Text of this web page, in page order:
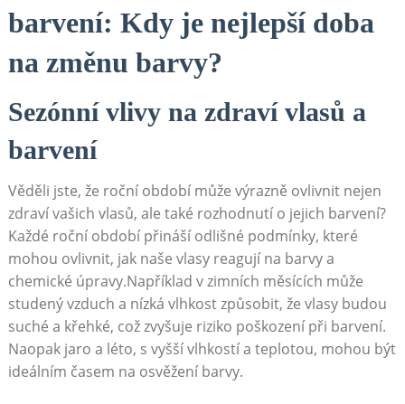
barvení: ‌Kdy je nejlepší doba
na změnu barvy?
Sezónní vlivy na zdraví vlasů a
barvení
Věděli jste,⁣ že roční období může výrazně ovlivnit nejen
⁣zdraví vašich⁢ vlasů, ale také rozhodnutí o jejich‌ barvení?
Každé roční období přináší​ odlišné podmínky,⁢ které
mohou ovlivnit, jak ‍naše vlasy reagují na barvy a
chemické úpravy.Například v zimních měsících může
‍studený vzduch a nízká vlhkost způsobit,‍ že vlasy‌ budou
suché ‍a křehké, což zvyšuje riziko poškození při barvení.
Naopak ⁢jaro a léto, s ⁤vyšší vlhkostí a teplotou, mohou být
ideálním časem na osvěžení barvy.